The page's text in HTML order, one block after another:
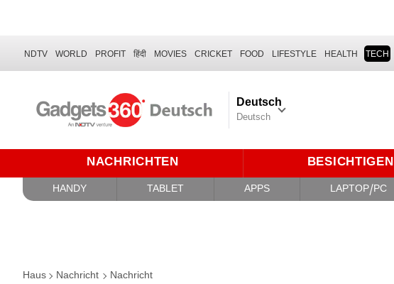
NDTV WORLD PROFIT हिंदी MOVIES CRICKET FOOD LIFESTYLE HEALTH TECH
Deutsch
Deutsch
NACHRICHTEN BESICHTIGEN
HANDY TABLET APPS LAPTOP/PC
Haus Nachricht Nachricht